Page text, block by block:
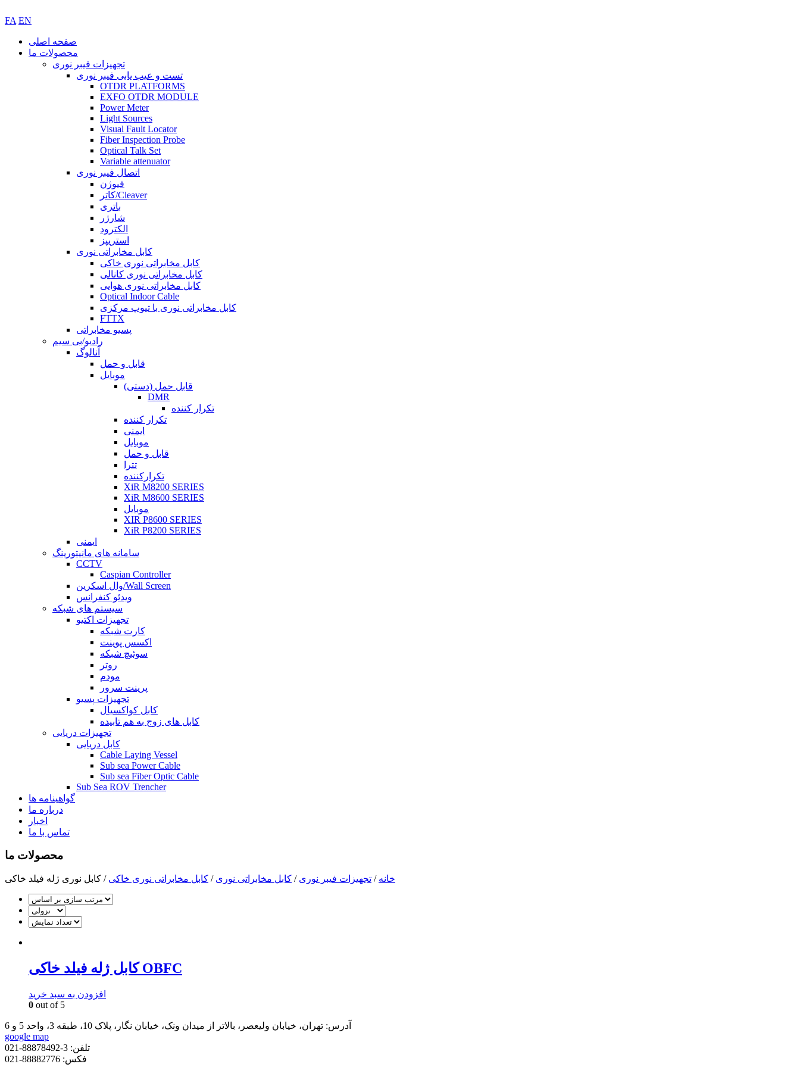
FA EN
صفحه اصلی
محصولات ما
تجهیزات فیبر نوری
تست و عیب یابی فیبر نوری
OTDR PLATFORMS
EXFO OTDR MODULE
Power Meter
Light Sources
Visual Fault Locator
Fiber Inspection Probe
Optical Talk Set
Variable attenuator
اتصال فیبر نوری
فیوژن
کاتر/Cleaver
باتری
شارژر
الکترود
استریپز
کابل مخابراتی نوری
کابل مخابراتی نوری خاکی
کابل مخابراتی نوری کانالی
کابل مخابراتی نوری هوایی
Optical Indoor Cable
کابل مخابراتی نوری با تیوپ مرکزی
FTTX
پسیو مخابراتی
رادیو/بی سیم
آنالوگ
قابل و حمل
موبایل
قابل حمل (دستی)
DMR
تکرار کننده
تکرار کننده
ایمنی
موبایل
قابل و حمل
تترا
تکرارکننده
XiR M8200 SERIES
XiR M8600 SERIES
موبایل
XIR P8600 SERIES
XiR P8200 SERIES
ایمنی
سامانه های مانیتورینگ
CCTV
Caspian Controller
وال اسکرین/Wall Screen
ویدئو کنفرانس
سیستم های شبکه
تجهیزات اکتیو
کارت شبکه
اکسس پوینت
سوئیچ شبکه
روتر
مودم
پرینت سرور
تجهیزات پسیو
کابل کواکسیال
کابل های زوج به هم تابیده
تجهیزات دریایی
کابل دریایی
Cable Laying Vessel
Sub sea Power Cable
Sub sea Fiber Optic Cable
Sub Sea ROV Trencher
گواهینامه ها
درباره ما
اخبار
تماس با ما
محصولات ما
خانه / تجهیزات فیبر نوری / کابل مخابراتی نوری / کابل مخابراتی نوری خاکی / کابل نوری ژله فیلد خاکی
کابل ژله فیلد خاکی OBFC
افزودن به سبد خرید
0 out of 5
آدرس: تهران، خیابان ولیعصر، بالاتر از میدان ونک، خیابان نگار، پلاک 10، طبقه 3، واحد 5 و 6
google map
تلفن: 3-88878492-021
فکس: 88882776-021